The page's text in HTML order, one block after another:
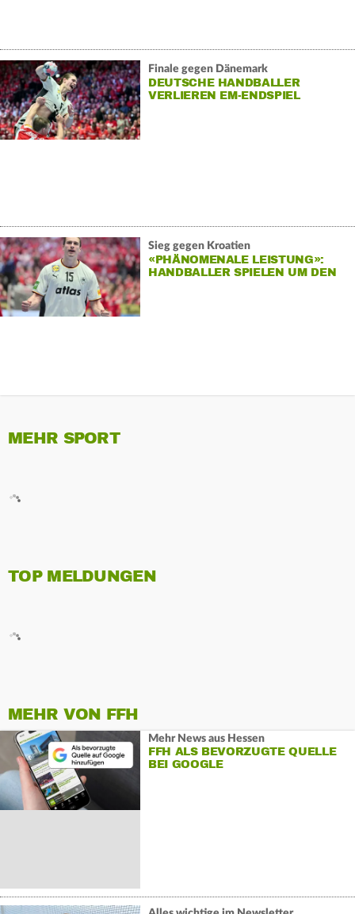
Finale gegen Dänemark
DEUTSCHE HANDBALLER
VERLIEREN EM-ENDSPIEL
Sieg gegen Kroatien
«PHÄNOMENALE LEISTUNG»:
HANDBALLER SPIELEN UM DEN
MEHR SPORT
TOP MELDUNGEN
MEHR VON FFH
Mehr News aus Hessen
FFH ALS BEVORZUGTE QUELLE
BEI GOOGLE